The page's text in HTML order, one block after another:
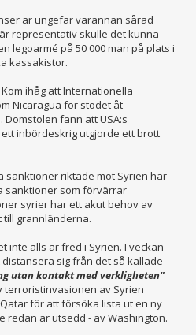
är ungefär varannan sårad
representativ skulle det kunna
legoarmé på 50 000 man på plats i
kassakistor.
ihåg att Internationella
Nicaragua för stödet åt
fann att USA:s
inbördeskrig utgjorde ett brott
sanktioner riktade mot Syrien har
sanktioner som förvärrar
syrier har ett akut behov av
till grannländerna.
inte alls är fred i Syrien. I veckan
sig från det så kallade
utan kontakt med verkligheten"
terroristinvasionen av Syrien
för att försöka lista ut en ny
redan är utsedd - av Washington.